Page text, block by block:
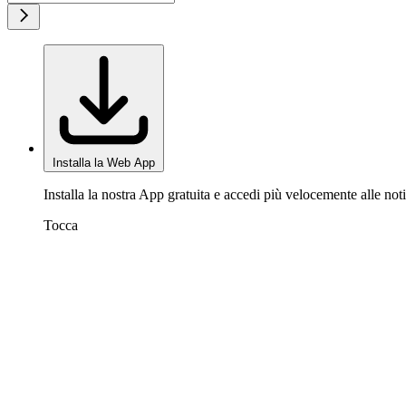
Installa la Web App
Installa la nostra App gratuita e accedi più velocemente alle
Tocca